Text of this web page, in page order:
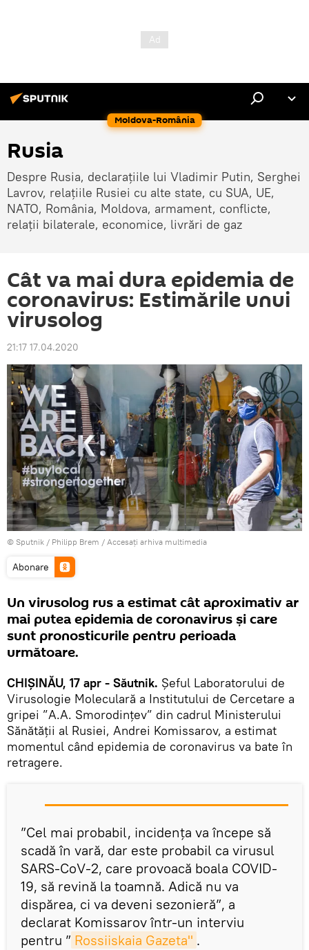
Moldova-România
Rusia
Despre Rusia, declarațiile lui Vladimir Putin, Serghei
Lavrov, relațiile Rusiei cu alte state, cu SUA, UE,
NATO, România, Moldova, armament, conflicte,
relații bilaterale, economice, livrări de gaz
Cât va mai dura epidemia de
coronavirus: Estimările unui
virusolog
21:17 17.04.2020
© Sputnik / Philipp Brem / Accesați arhiva multimedia
Abonare
Un virusolog rus a estimat cât aproximativ ar
mai putea epidemia de coronavirus și care
sunt pronosticurile pentru perioada
următoare.
CHIȘINĂU, 17 apr - Săutnik. Șeful Laboratorului de
Virusologie Moleculară a Institutului de Cercetare a
gripei ”A.A. Smorodințev” din cadrul Ministerului
Sănătății al Rusiei, Andrei Komissarov, a estimat
momentul când epidemia de coronavirus va bate în
retragere.
”Cel mai probabil, incidența va începe să
scadă în vară, dar este probabil ca virusul
SARS-CoV-2, care provoacă boala COVID-
19, să revină la toamnă. Adică nu va
dispărea, ci va deveni sezonieră”, a
declarat Komissarov într-un interviu
pentru ” Rossiiskaia Gazeta" .